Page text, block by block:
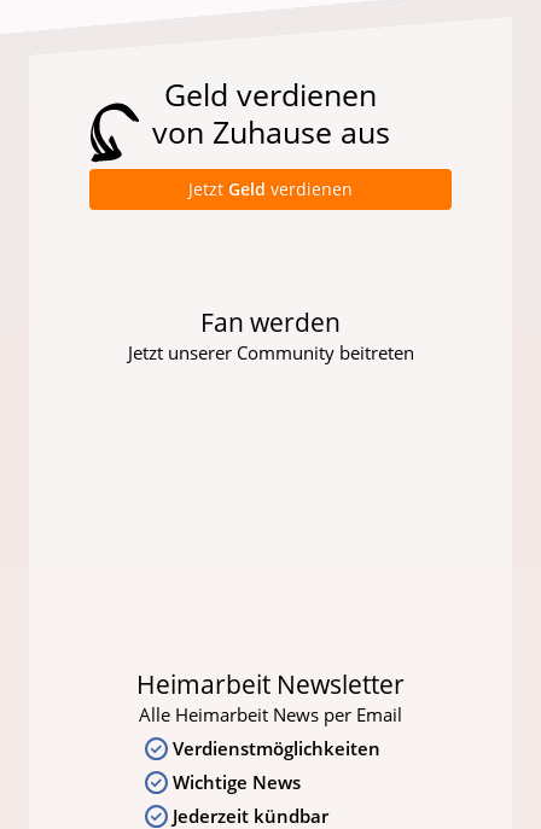
Geld verdienen
von Zuhause aus
Jetzt Geld verdienen
Fan werden
Jetzt unserer Community beitreten
Heimarbeit Newsletter
Alle Heimarbeit News per Email
Verdienstmöglichkeiten
Wichtige News
Jederzeit kündbar